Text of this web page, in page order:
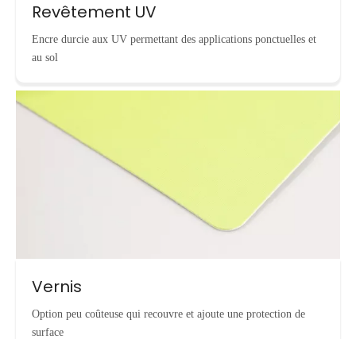
Revêtement UV
Encre durcie aux UV permettant des applications ponctuelles et
au sol
Vernis
Option peu coûteuse qui recouvre et ajoute une protection de
surface